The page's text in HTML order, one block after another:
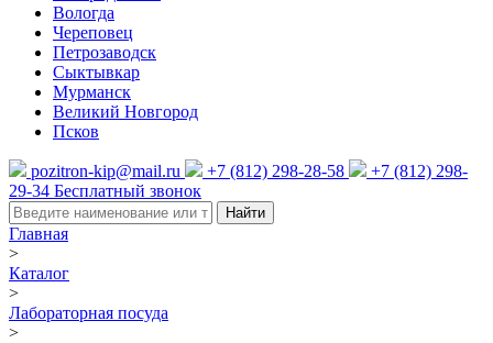
Вологда
Череповец
Петрозаводск
Сыктывкар
Мурманск
Великий Новгород
Псков
pozitron-kip@mail.ru +7 (812) 298-28-58
+7 (812) 298-
29-34 Бесплатный звонок
Найти
Главная
>
Каталог
>
Лабораторная посуда
>